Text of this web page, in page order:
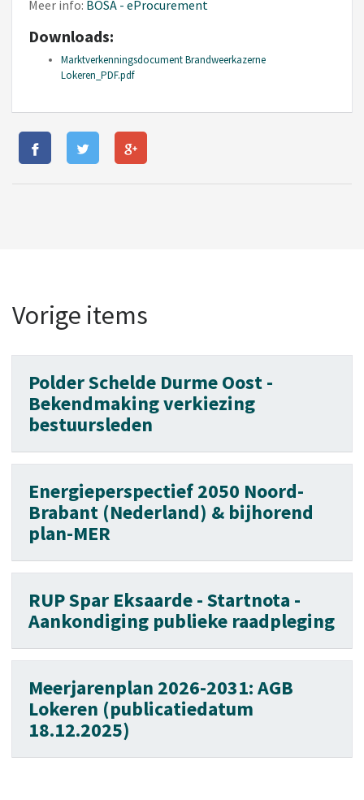
Meer info: BOSA - eProcurement
Downloads:
Marktverkenningsdocument Brandweerkazerne
Lokeren_PDF.pdf
Vorige items
Polder Schelde Durme Oost -
Bekendmaking verkiezing
bestuursleden
Energieperspectief 2050 Noord-
Brabant (Nederland) & bijhorend
plan-MER
RUP Spar Eksaarde - Startnota -
Aankondiging publieke raadpleging
Meerjarenplan 2026-2031: AGB
Lokeren (publicatiedatum
18.12.2025)